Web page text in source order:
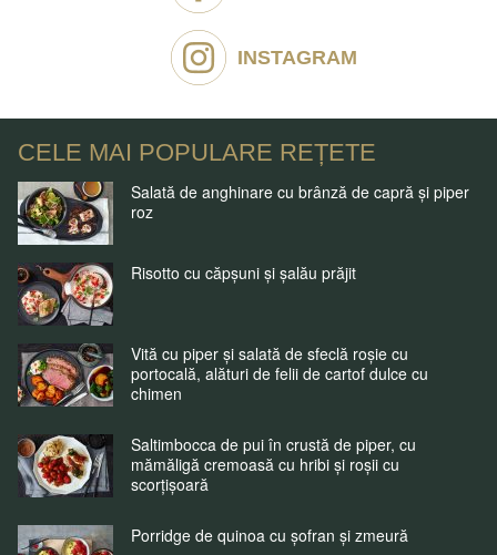
INSTAGRAM
CELE MAI POPULARE REȚETE
Salată de anghinare cu brânză de capră și piper
roz
Risotto cu căpșuni și șalău prăjit
Vită cu piper și salată de sfeclă roșie cu
portocală, alături de felii de cartof dulce cu
chimen
Saltimbocca de pui în crustă de piper, cu
mămăligă cremoasă cu hribi și roșii cu
scorțișoară
Porridge de quinoa cu șofran și zmeură